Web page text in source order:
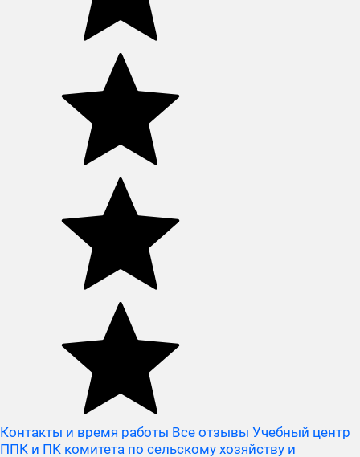
Контакты и время работы Все отзывы Учебный центр
ППК и ПК комитета по сельскому хозяйству и